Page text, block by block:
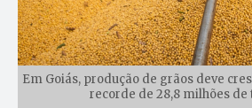
Em Goiás, produção de grãos deve
recorde de 28,8 milhões de